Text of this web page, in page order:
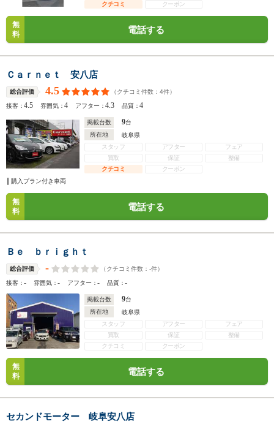
クチコミ
クーポン
無
料
電話する
Ｃａｒｎｅｔ 安八店
総合評価 4.5 （クチコミ件数： 4件）
接客：4.5 雰囲気：4 アフター：4.3 品質：4
掲載台数 9台
所在地
岐阜県
スタッフ
アフター
フェア
買取
保証
整備
クチコミ
クーポン
購入プラン付き車両
無
料
電話する
Ｂｅ ｂｒｉｇｈｔ
総合評価 - （クチコミ件数： -件）
接客：- 雰囲気：- アフター：- 品質：-
掲載台数 9台
所在地
岐阜県
スタッフ
アフター
フェア
買取
保証
整備
クチコミ
クーポン
無
料
電話する
セカンドモーター 岐阜安八店